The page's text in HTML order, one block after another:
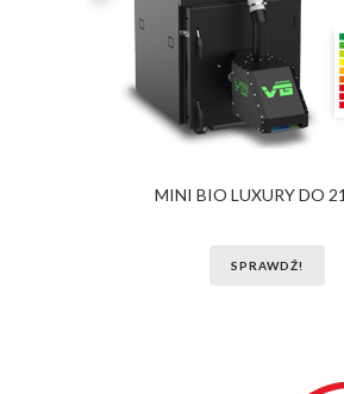
MINI BIO LUXURY DO
SPRAWDŹ!